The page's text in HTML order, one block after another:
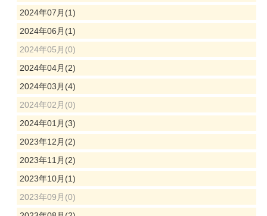
2024年07月(1)
2024年06月(1)
2024年05月(0)
2024年04月(2)
2024年03月(4)
2024年02月(0)
2024年01月(3)
2023年12月(2)
2023年11月(2)
2023年10月(1)
2023年09月(0)